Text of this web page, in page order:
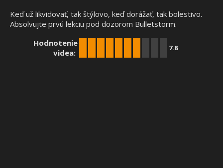
Keď už likvidovať, tak štýlovo, keď dorážať, tak bolestivo.
Absolvujte prvú lekciu pod dozorom Bulletstorm.
Hodnotenie
videa:
7.8